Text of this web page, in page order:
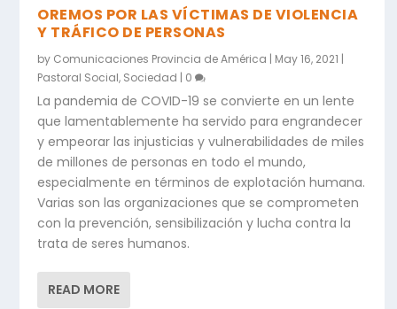
OREMOS POR LAS VÍCTIMAS DE VIOLENCIA
Y TRÁFICO DE PERSONAS
by Comunicaciones Provincia de América | May 16, 2021 |
Pastoral Social, Sociedad | 0
La pandemia de COVID-19 se convierte en un lente
que lamentablemente ha servido para engrandecer
y empeorar las injusticias y vulnerabilidades de miles
de millones de personas en todo el mundo,
especialmente en términos de explotación humana.
Varias son las organizaciones que se comprometen
con la prevención, sensibilización y lucha contra la
trata de seres humanos.
READ MORE